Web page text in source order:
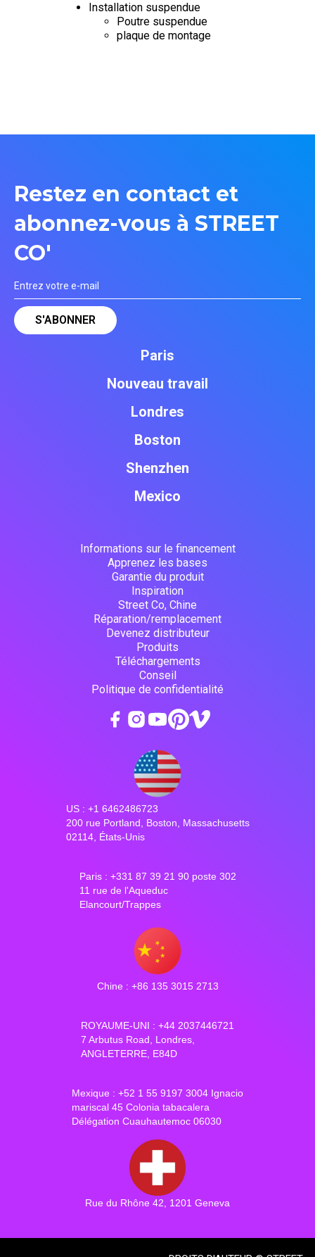
Installation suspendue
Poutre suspendue
plaque de montage
Restez en contact et
abonnez-vous à STREET
CO'
Paris
Nouveau travail
Londres
Boston
Shenzhen
Mexico
Informations sur le financement
Apprenez les bases
Garantie du produit
Inspiration
Street Co, Chine
Réparation/remplacement
Devenez distributeur
Produits
Téléchargements
Conseil
Politique de confidentialité
US : +1 6462486723
200 rue Portland, Boston, Massachusetts
02114, États-Unis
Paris : +331 87 39 21 90 poste 302
11 rue de l'Aqueduc
Elancourt/Trappes
Chine : +86 135 3015 2713
ROYAUME-UNI : +44 2037446721
7 Arbutus Road, Londres,
ANGLETERRE, E84D
Mexique : +52 1 55 9197 3004 Ignacio
mariscal 45 Colonia tabacalera
Délégation Cuauhautemoc 06030
Rue du Rhône 42, 1201 Geneva